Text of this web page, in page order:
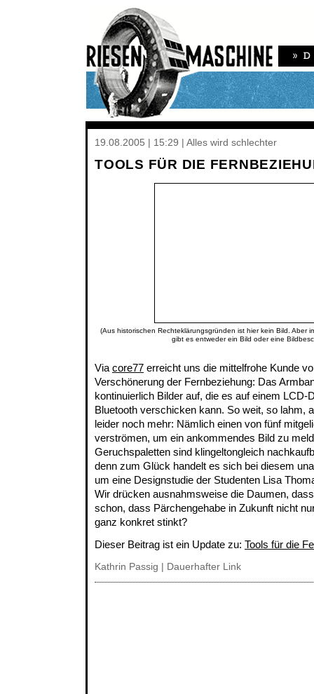
19.08.2005 | 15:29 | Alles wird schlechter
TOOLS FÜR DIE
(Aus historischen Rechteklärungsgründen ist hier kein Bild. Aber
gibt es entweder ein Bild oder eine
Via core77 erreicht uns die mittelfrohe Kunde
Verschönerung der Fernbeziehung: Das
kontinuierlich Bilder auf, die es auf einem LCD-
Bluetooth verschicken kann. So weit, so lahm,
leider noch mehr: Nämlich einen von fünf
verströmen, um ein ankommendes Bild zu
Geruchspaletten sind klingeltongleich
denn zum Glück handelt es sich bei diesem
um eine Designstudie der Studenten Lisa
Wir drücken ausnahmsweise die Daumen,
schon, dass Pärchengehabe in Zukunft nicht
ganz konkret stinkt?
Dieser Beitrag ist ein Update zu: Tools für die
Kathrin Passig Dauerhafter Link